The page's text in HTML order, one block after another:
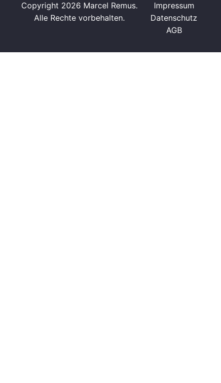
Copyright 2026 Marcel Remus.
Alle Rechte vorbehalten.
Impressum
Datenschutz
AGB